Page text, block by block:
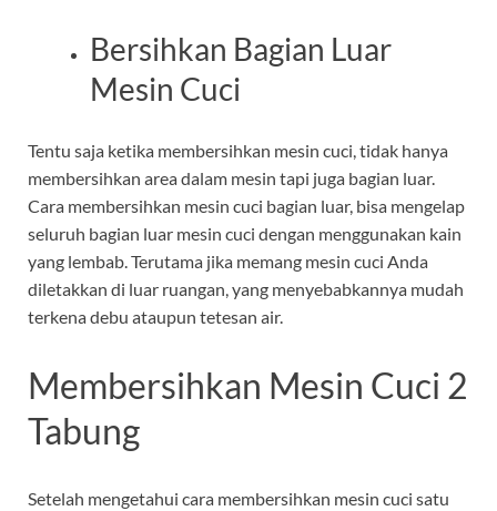
Bersihkan Bagian Luar
Mesin Cuci
Tentu saja ketika membersihkan mesin cuci, tidak hanya
membersihkan area dalam mesin tapi juga bagian luar.
Cara membersihkan mesin cuci bagian luar, bisa mengelap
seluruh bagian luar mesin cuci dengan menggunakan kain
yang lembab. Terutama jika memang mesin cuci Anda
diletakkan di luar ruangan, yang menyebabkannya mudah
terkena debu ataupun tetesan air.
Membersihkan Mesin Cuci 2
Tabung
Setelah mengetahui cara membersihkan mesin cuci satu